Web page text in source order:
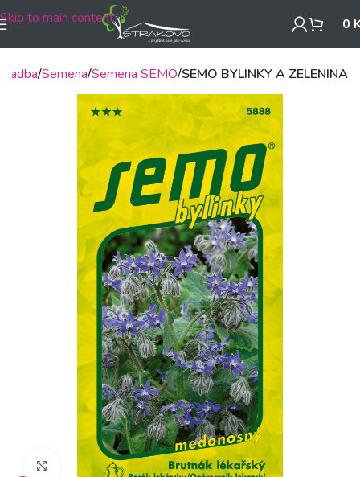
Skip to main content 0
sadba Semena Semena SEMO SEMO BYLINKY A ZELENINA
Klikněte pro zvětšení